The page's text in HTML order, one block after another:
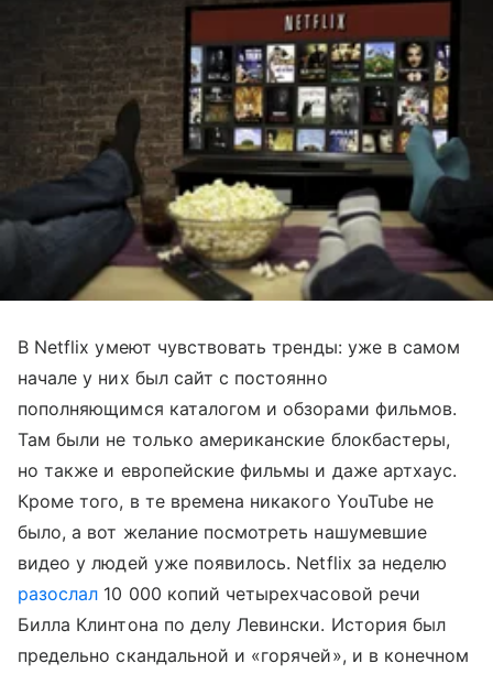
В Netflix умеют чувствовать тренды: уже в самом
начале у них был сайт с постоянно
пополняющимся каталогом и обзорами фильмов.
Там были не только американские блокбастеры,
но также и европейские фильмы и даже артхаус.
Кроме того, в те времена никакого YouTube не
было, а вот желание посмотреть нашумевшие
видео у людей уже появилось. Netflix за неделю
разослал 10 000 копий четырехчасовой речи
Билла Клинтона по делу Левински. История был
предельно скандальной и «горячей», и в конечном